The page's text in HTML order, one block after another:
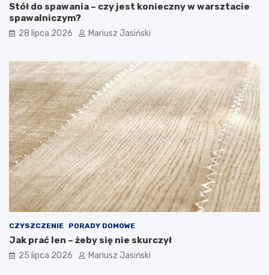
Stół do spawania – czy jest konieczny w warsztacie
spawalniczym?
28 lipca 2026 Mariusz Jasiński
CZYSZCZENIE PORADY DOMOWE
Jak prać len – żeby się nie skurczył
25 lipca 2026 Mariusz Jasiński